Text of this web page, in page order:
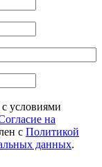
условиями
на
с Политикой
данных.